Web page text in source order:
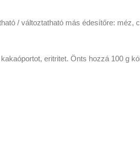
/ változtatható más édesítőre: méz,
eritritet. Önts hozzá 100 g